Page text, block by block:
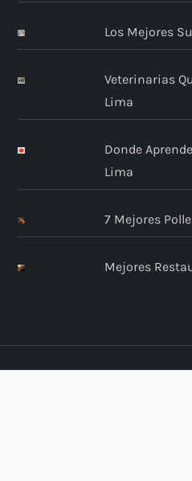
Los Mejores
Veterinarias
Lima
Donde
Lima
7 Mejores
Mejores